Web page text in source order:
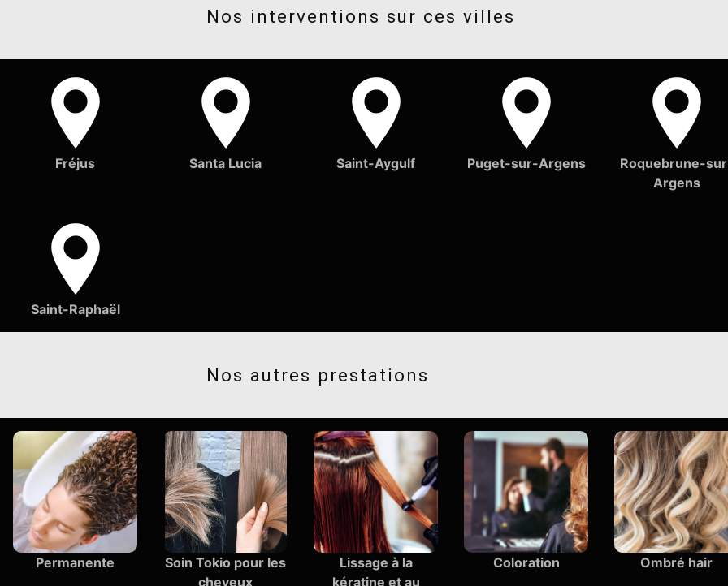
Nos interventions sur ces villes
Fréjus Santa Lucia Saint-Aygulf Puget-sur-Argens
Roquebrune-
Argens
Saint-Raphaël
Nos autres prestations
Permanente
Soin Tokio pour les
cheveux
Lissage à la
kératine et au
Coloration Ombré hair